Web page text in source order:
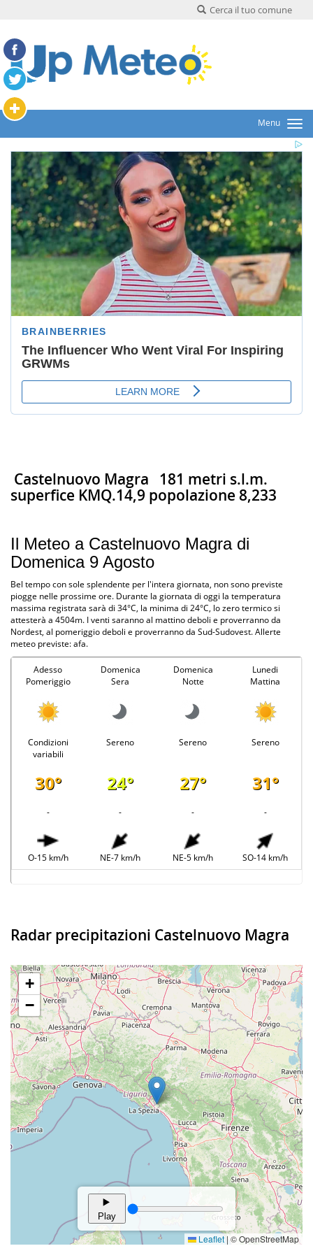
Cerca il tuo comune
Menu
Castelnuovo Magra 181 metri s.l.m.
superfice KMQ.14,9 popolazione 8,233
Il Meteo a Castelnuovo Magra di
Domenica 9 Agosto
Bel tempo con sole splendente per l'intera giornata, non sono previste
piogge nelle prossime ore. Durante la giornata di oggi la temperatura
massima registrata sarà di 34°C, la minima di 24°C, lo zero termico si
attesterà a 4504m. I venti saranno al mattino deboli e proverranno da
Nordest, al pomeriggio deboli e proverranno da Sud-Sudovest. Allerte
meteo previste: afa.
Adesso
Pomeriggio
Domenica
Sera
Domenica
Notte
Lunedi
Mattina
Condizioni
variabili
Sereno Sereno Sereno
30° 24° 27° 31°
- - - -
O-15 km/h NE-7 km/h NE-5 km/h SO-14 km/h
Radar precipitazioni Castelnuovo Magra